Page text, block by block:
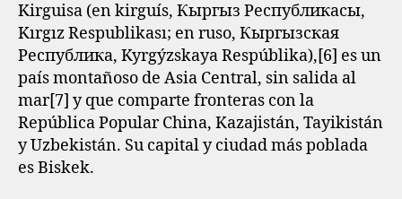
Kirguisa (en kirguís, Кыргыз Республикасы,
Kırgız Respublikası; en ruso, Кыргызская
Республика, Kyrgýzskaya Respúblika),[6]​ es un
país montañoso de Asia Central, sin salida al
mar[7]​ y que comparte fronteras con la
República Popular China, Kazajistán, Tayikistán
y Uzbekistán. Su capital y ciudad más poblada
es Biskek.